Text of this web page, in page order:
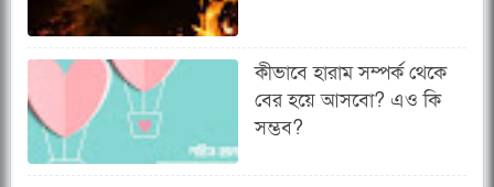
কীভাবে হারাম সম্পর্ক থেকে
বের হয়ে আসবো? এও কি
সম্ভব?